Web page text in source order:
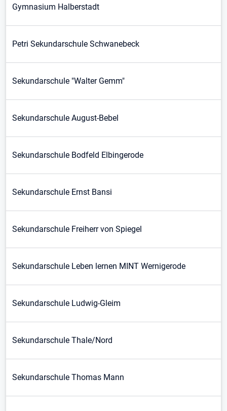
Gymnasium Halberstadt
Petri Sekundarschule Schwanebeck
Sekundarschule "Walter Gemm"
Sekundarschule August-Bebel
Sekundarschule Bodfeld Elbingerode
Sekundarschule Ernst Bansi
Sekundarschule Freiherr von Spiegel
Sekundarschule Leben lernen MINT Wernigerode
Sekundarschule Ludwig-Gleim
Sekundarschule Thale/Nord
Sekundarschule Thomas Mann